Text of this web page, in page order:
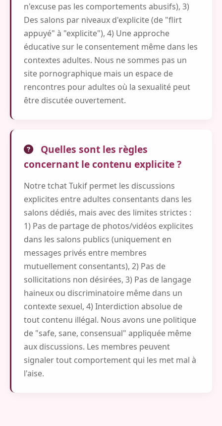
n'excuse pas les comportements abusifs), 3)
Des salons par niveaux d'explicite (de "flirt
appuyé" à "explicite"), 4) Une approche
éducative sur le consentement même dans les
contextes adultes. Nous ne sommes pas un
site pornographique mais un espace de
rencontres pour adultes où la sexualité peut
être discutée ouvertement.
Quelles sont les règles
concernant le contenu explicite ?
Notre tchat Tukif permet les discussions
explicites entre adultes consentants dans les
salons dédiés, mais avec des limites strictes :
1) Pas de partage de photos/vidéos explicites
dans les salons publics (uniquement en
messages privés entre membres
mutuellement consentants), 2) Pas de
sollicitations non désirées, 3) Pas de langage
haineux ou discriminatoire même dans un
contexte sexuel, 4) Interdiction absolue de
tout contenu illégal. Nous avons une politique
de "safe, sane, consensual" appliquée même
aux discussions. Les membres peuvent
signaler tout comportement qui les met mal à
l'aise.